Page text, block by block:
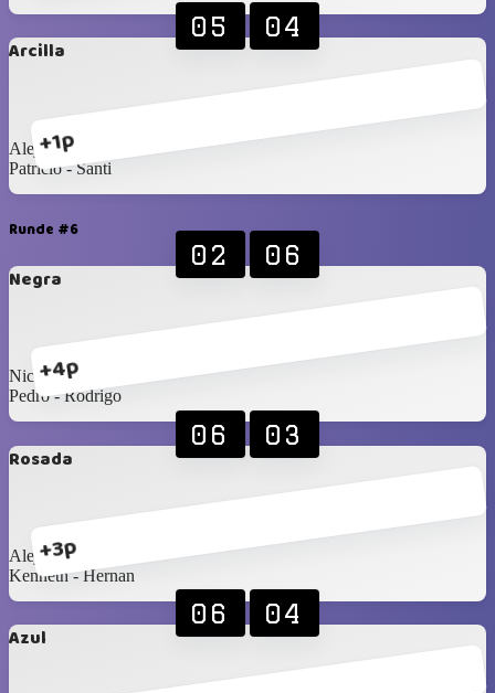
Arcilla
+1p
05 04
Alejandro - Alexis
Patricio - Santi
Runde #6
Negra
+4p
02 06
Nico - Agus
Pedro - Rodrigo
Rosada
+3p
06 03
Alejandro - Alexis
Kenneth - Hernan
Azul
06 04